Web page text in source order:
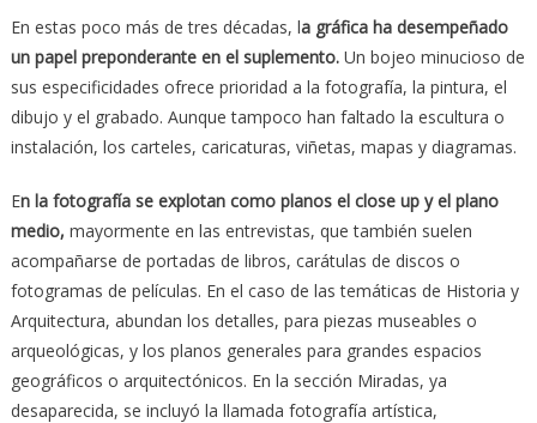
En estas poco más de tres décadas, la gráfica ha desempeñado
un papel preponderante en el suplemento.Un bojeo minucioso de
sus especificidades ofrece prioridad a la fotografía, la pintura, el
dibujo y el grabado. Aunque tampoco han faltado la escultura o
instalación, los carteles, caricaturas, viñetas, mapas y diagramas.
En la fotografía se explotan como planos el close up y el plano
medio, mayormente en las entrevistas, que también suelen
acompañarse de portadas de libros, carátulas de discos o
fotogramas de películas. En el caso de las temáticas de Historia y
Arquitectura, abundan los detalles, para piezas museables o
arqueológicas, y los planos generales para grandes espacios
geográficos o arquitectónicos. En la sección Miradas, ya
desaparecida, se incluyó la llamada fotografía artística,